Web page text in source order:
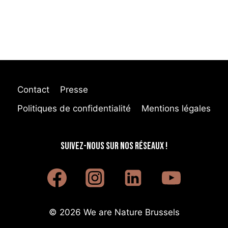
Contact
Presse
Politiques de confidentialité
Mentions légales
SUIVEZ-NOUS SUR NOS RÉSEAUX !
© 2026 We are Nature Brussels